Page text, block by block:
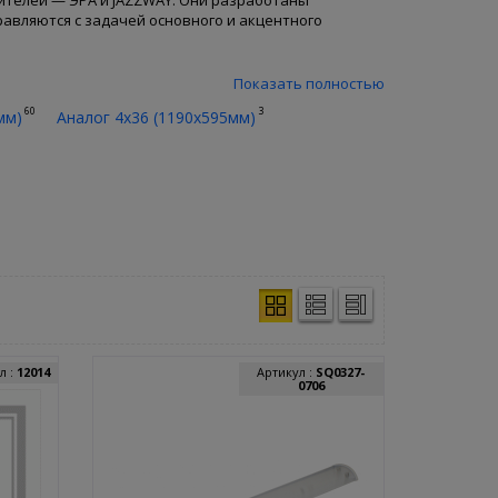
с задачей основного и акцентного
Показать полностью
60 Аналог 4x36 (1190x595мм) 3
: 12014 Артикул : SQ0327-
0706